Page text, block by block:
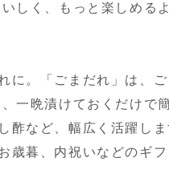
しく、もっと楽しめる
に。「ごまだれ」は、
一晩漬けておくだけで
酢など、幅広く活躍しま
暮、内祝いなどのギフ